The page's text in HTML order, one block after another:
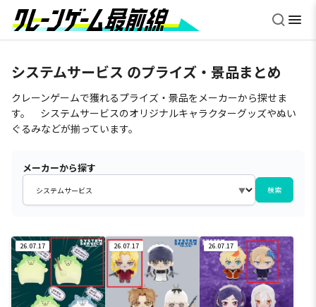
システムサービス のプライズ・景品まとめ
クレーンゲームで獲れるプライズ・景品をメーカーから探せま
す。 システムサービスのオリジナルキャラクターグッズやぬい
ぐるみなどが揃っています。
メーカーから探す
検索
26.07.17 26.07.17 26.07.17